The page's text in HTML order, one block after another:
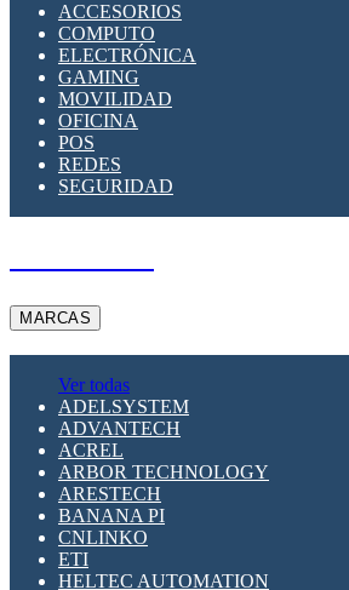
SUPRESOR DE TRANSIENTES
APLICACIONES
ACCESORIOS
COMPUTO
ELECTRÓNICA
GAMING
MOVILIDAD
OFICINA
POS
REDES
SEGURIDAD
MARCAS
Ver todas
ADELSYSTEM
ADVANTECH
ACREL
ARBOR TECHNOLOGY
ARESTECH
BANANA PI
CNLINKO
ETI
HELTEC AUTOMATION